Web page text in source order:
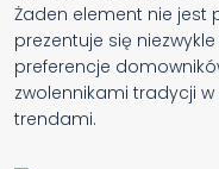
Żaden element nie jest
prezentuje się
preferencje
zwolennikami tradycji
trendami.